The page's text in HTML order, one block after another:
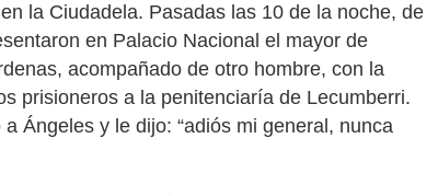
la Ciudadela. Pasadas las 10 de la noche, de
en Palacio Nacional el mayor de
acompañado de otro hombre, con la
prisioneros a la penitenciaría de Lecumberri.
Ángeles y le dijo: “adiós mi general, nunca